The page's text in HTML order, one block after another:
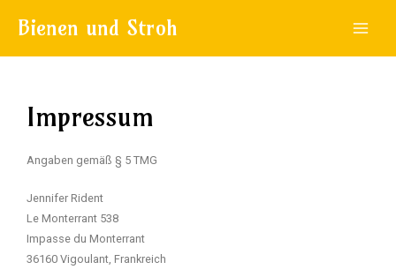
InhaltBienen und Stroh
Impressum
Angaben gemäß § 5 TMG
Jennifer Rident
Le Monterrant 538
Impasse du Monterrant
36160 Vigoulant, Frankreich